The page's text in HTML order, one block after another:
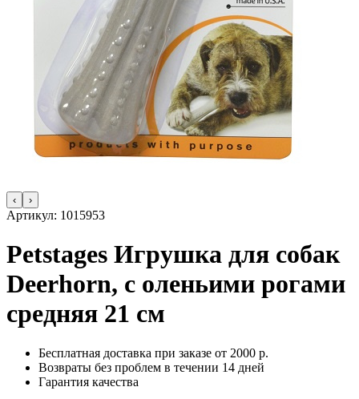
‹ ›
Артикул: 1015953
Petstages Игрушка для собак
Deerhorn, с оленьими рогами
средняя 21 см
Бесплатная доставка при заказе от 2000 р.
Возвраты без проблем в течении 14 дней
Гарантия качества